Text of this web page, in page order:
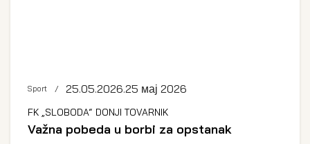
Sport 25.05.2026.25 мај 2026
FK „SLOBODA“ DONJI TOVARNIK
Važna pobeda u borbi za opstanak